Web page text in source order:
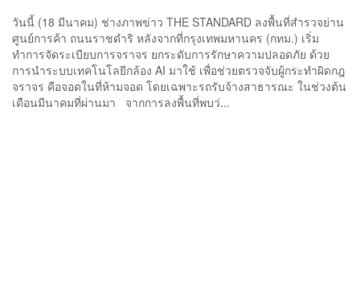
วันนี้ (18 มีนาคม) ช่างภาพข่าว THE STANDARD ลงพื้นที่สำรวจย่าน
ศูนย์การค้า ถนนราชดำริ หลังจากที่กรุงเทพมหานคร (กทม.) เริ่ม
ทำการจัดระเบียบการจราจร ยกระดับการรักษาความปลอดภัย ด้วย
การนำระบบเทคโนโลยีกล้อง AI มาใช้ เพื่อช่วยตรวจจับผู้กระทำผิดกฎ
จราจร คือจอดในที่ห้ามจอด โดยเฉพาะรถรับจ้างสาธารณะ ในช่วงต้น
เดือนมีนาคมที่ผ่านมา จากการลงพื้นที่พบว่...